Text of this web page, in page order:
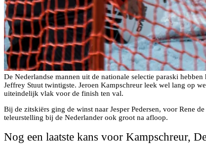
De Nederlandse mannen uit de nationale selectie paraski
Jeffrey Stuut twintigste. Jeroen Kampschreur leek wel lang op
uiteindelijk vlak voor de finish ten val.
Bij de zitskiërs ging de winst naar Jesper Pedersen, voor Rene
teleurstelling bij de Nederlander ook groot na afloop.
Nog een laatste kans voor Kampschreur,